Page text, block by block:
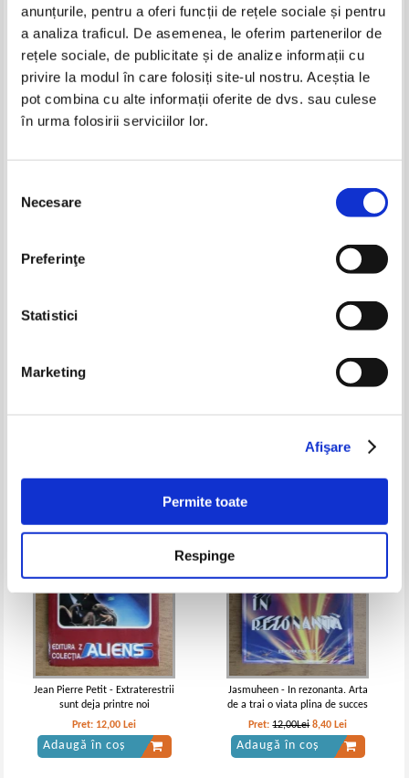
anunțurile, pentru a oferi funcții de rețele sociale și pentru
a analiza traficul. De asemenea, le oferim partenerilor de
rețele sociale, de publicitate și de analize informații cu
privire la modul în care folosiți site-ul nostru. Aceștia le
pot combina cu alte informații oferite de dvs. sau culese
în urma folosirii serviciilor lor.
consimțământului
Necesare
Preferinţe
Statistici
Marketing
Afişare
Permite toate
Respinge
Arthur Crockett - Profetiile
inedite ale lui Nostradamus
John Snelling - Elemente de
Budism
Stefano Breccia - Un
Pret:23,00Lei 13,80 Lei
-40%
Maria Cristina Stroiny - Mesaje
misiune importanta: Romania
Pret:21,00Lei 12,60 Lei
Adaugă în coș
Jean Pierre Petit - Extraterestrii
sunt deja printre noi
Pret: 12,00 Lei
Adaugă în coș
Jasmuheen - In rezonanta. Arta
de a trai o viata plina de succes
Pret:12,00Lei 8,40 Lei
Adaugă în coș